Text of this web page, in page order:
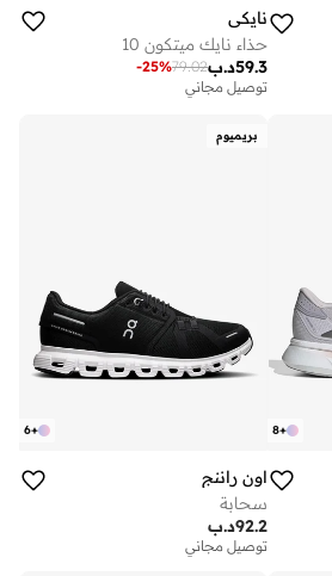
نايكي
حذاء نايك ميتكون 10
د.ب59.3
79.02
-25%
توصيل مجاني
+
8
بريميوم
+
6
اون راننج
سحابة
د.ب92.2
توصيل مجاني